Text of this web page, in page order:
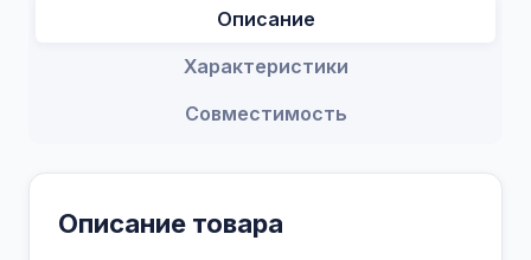
Описание
Характеристики
Совместимость
Описание товара